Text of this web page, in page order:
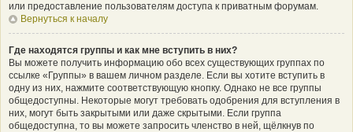
или предоставление пользователям доступа к приватным форумам.
Вернуться к началу
Где находятся группы и как мне вступить в них?
Вы можете получить информацию обо всех существующих группах по
ссылке «Группы» в вашем личном разделе. Если вы хотите вступить в
одну из них, нажмите соответствующую кнопку. Однако не все группы
общедоступны. Некоторые могут требовать одобрения для вступления в
них, могут быть закрытыми или даже скрытыми. Если группа
общедоступна, то вы можете запросить членство в ней, щёлкнув по